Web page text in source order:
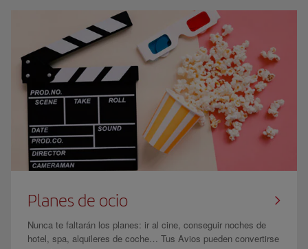
Planes de ocio
Nunca te faltarán los planes: ir al cine, conseguir noches de
hotel, spa, alquileres de coche… Tus Avios pueden convertirse